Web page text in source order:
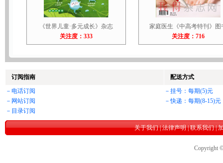
《世界儿童·多元成长》杂志
关注度：333
家庭医生《中高考特刊》图
关注度：716